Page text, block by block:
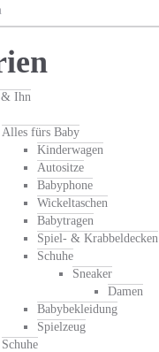
& Ihn
Alles fürs Baby
Kinderwagen
Autositze
Babyphone
Wickeltaschen
Babytragen
Spiel- & Krabbeldecken
Schuhe
Sneaker
Damen
Babybekleidung
Spielzeug
Schuhe